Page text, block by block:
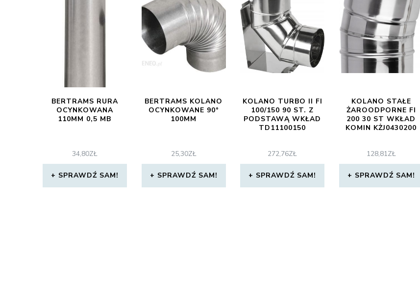
BERTRAMS RURA
OCYNKOWANA
110MM 0,5 MB
34,80ZŁ
SPRAWDŹ SAM!
BERTRAMS KOLANO
OCYNKOWANE 90°
100MM
25,30ZŁ
SPRAWDŹ SAM!
KOLANO TURBO II FI
100/150 90 ST. Z
PODSTAWĄ WKŁAD
TD11100150
272,76ZŁ
SPRAWDŹ SAM!
KOLANO STAŁE
ŻAROODPORNE FI
200 30 ST WKŁAD
KOMIN KŻJ0430200
128,81ZŁ
SPRAWDŹ SAM!